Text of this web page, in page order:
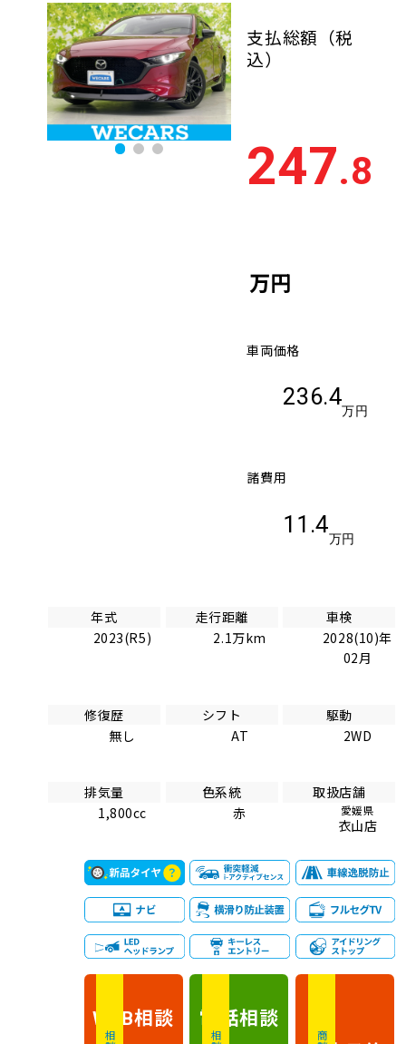
支払総額 （税
込）
247.8
万円
車両価格
236.4
万円
諸費用
11.4
万円
年式
2023(R5)
走行距離
2.1万km
車検
2028(10)年
02月
修復歴
無し
シフト
AT
駆動
2WD
排気量
1,800cc
色系統
赤
取扱店舗
愛媛県
衣山店
WEB相談 電話相談